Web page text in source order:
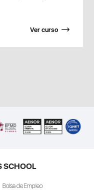
Ver curso
SCHOOL
Bolsa de Empleo